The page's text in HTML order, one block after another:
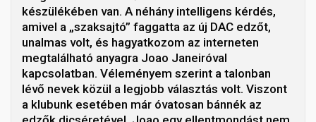
készülékében van. A néhány intelligens kérdés,
amivel a „szaksajtó” faggatta az új DAC edzőt,
unalmas volt, és hagyatkozom az interneten
megtalálható anyagra Joao Janeiróval
kapcsolatban. Véleményem szerint a talonban
lévő nevek közül a legjobb választás volt. Viszont
a klubunk esetében már óvatosan bánnék az